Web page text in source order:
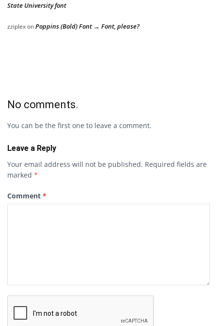
State University font
zziplexonPoppins (Bold) Font → Font, please?
No comments.
You can be the first one to leave a comment.
Leave a Reply
Your email address will not be published. Required fields are
marked *
Comment *